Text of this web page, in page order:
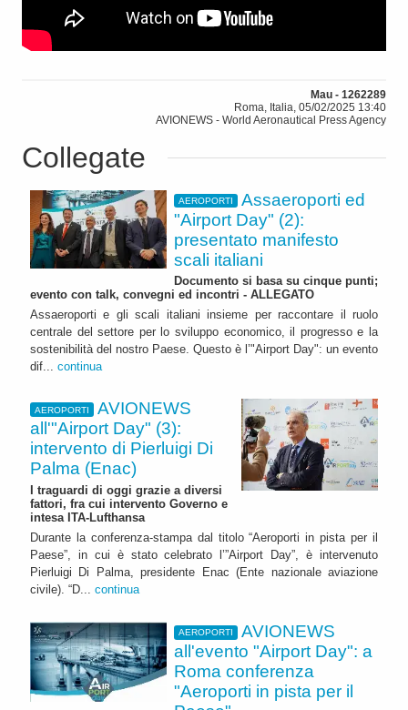
Mau - 1262289
Roma, Italia, 05/02/2025 13:40
AVIONEWS - World Aeronautical Press Agency
Collegate
AEROPORTI
Assaeroporti ed
"Airport Day" (2):
presentato manifesto
scali italiani
Documento si basa su cinque punti;
evento con talk, convegni ed incontri - ALLEGATO
Assaeroporti e gli scali italiani insieme per raccontare il ruolo
centrale del settore per lo sviluppo economico, il progresso e la
sostenibilità del nostro Paese. Questo è l’"Airport Day": un evento
dif... continua
AEROPORTI
AVIONEWS
all'"Airport Day" (3):
intervento di Pierluigi Di
Palma (Enac)
I traguardi di oggi grazie a diversi
fattori, fra cui intervento Governo e
intesa ITA-Lufthansa
Durante la conferenza-stampa dal titolo “Aeroporti in pista per il
Paese”, in cui è stato celebrato l’”Airport Day”, è intervenuto
Pierluigi Di Palma, presidente Enac (Ente nazionale aviazione
civile). “D... continua
AEROPORTI
AVIONEWS
all'evento "Airport Day": a
Roma conferenza
"Aeroporti in pista per il